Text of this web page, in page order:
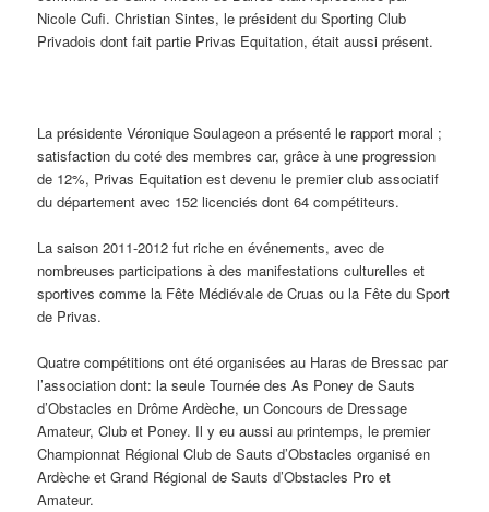
Nicole Cufi. Christian Sintes, le président du Sporting Club
Privadois dont fait partie Privas Equitation, était aussi présent.
La présidente Véronique Soulageon a présenté le rapport moral ;
satisfaction du coté des membres car, grâce à une progression
de 12%, Privas Equitation est devenu le premier club associatif
du département avec 152 licenciés dont 64 compétiteurs.
La saison 2011-2012 fut riche en événements, avec de
nombreuses participations à des manifestations culturelles et
sportives comme la Fête Médiévale de Cruas ou la Fête du Sport
de Privas.
Quatre compétitions ont été organisées au Haras de Bressac par
l’association dont: la seule Tournée des As Poney de Sauts
d’Obstacles en Drôme Ardèche, un Concours de Dressage
Amateur, Club et Poney. Il y eu aussi au printemps, le premier
Championnat Régional Club de Sauts d’Obstacles organisé en
Ardèche et Grand Régional de Sauts d’Obstacles Pro et
Amateur.